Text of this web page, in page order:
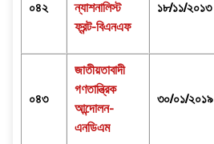
০৪২
ন্যাশনালিস্ট
ফ্রন্ট-বিএনএফ
১৮/১১/২০১৩
০৪৩
জাতীয়তাবাদী
গণতান্ত্রিক
আন্দোলন-
এনডিএম
৩০/০১/২০১৯